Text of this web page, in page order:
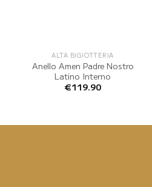
ALTA BIGIOTTERIA
Anello Amen Padre Nostro
Latino Interno
€119.90